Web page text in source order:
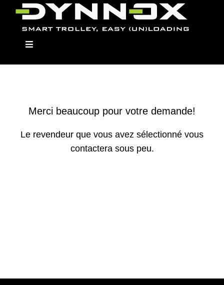
Skip
Toggle
Modellen
Merci beaucoup pour votre demande!
Le revendeur que vous avez sélectionné vous
contactera sous peu.